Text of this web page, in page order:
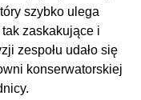
szybko ulega
zaskakujące i
zespołu udało się
konserwatorskiej